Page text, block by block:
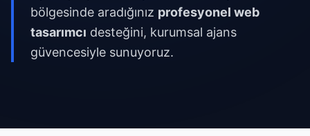
bölgesinde aradığınız profesyonel web
tasarımcı desteğini, kurumsal ajans
güvencesiyle sunuyoruz.